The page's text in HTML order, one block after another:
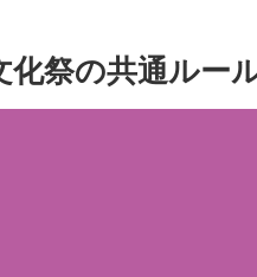
化祭の共通ルー